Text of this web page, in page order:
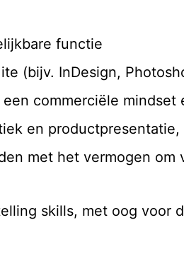
functie
(bijv. InDesign,
commerciële
en
met het vermogen
skills, met oog voor